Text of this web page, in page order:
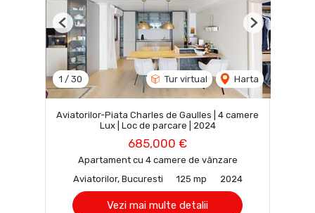
1 / 30 Tur virtual Harta
Previous Next
Aviatorilor-Piata Charles de Gaulles | 4 camere
Lux | Loc de parcare | 2024
685,000 €
Apartament cu 4 camere de vânzare
Aviatorilor, Bucuresti
125 mp 2024
Vezi mai multe detalii